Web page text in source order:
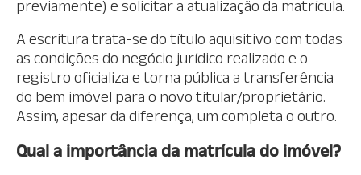
previamente) e solicitar a atualização da matrícula.
A escritura trata-se do título aquisitivo com todas
as condições do negócio jurídico realizado e o
registro oficializa e torna pública a transferência
do bem imóvel para o novo titular/proprietário.
Assim, apesar da diferença, um completa o outro.
Qual a importância da matrícula do imóvel?